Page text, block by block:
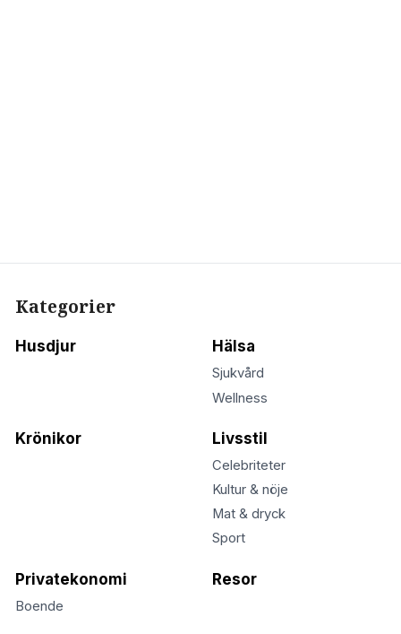
Kategorier
Husdjur Hälsa
Sjukvård
Wellness
Krönikor Livsstil
Celebriteter
Kultur & nöje
Mat & dryck
Sport
Privatekonomi
Boende
Resor